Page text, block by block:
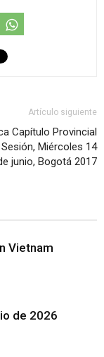
Artículo siguiente
Capítulo Provincial
Miércoles 14
junio, Bogotá 2017
Vietnam
de 2026